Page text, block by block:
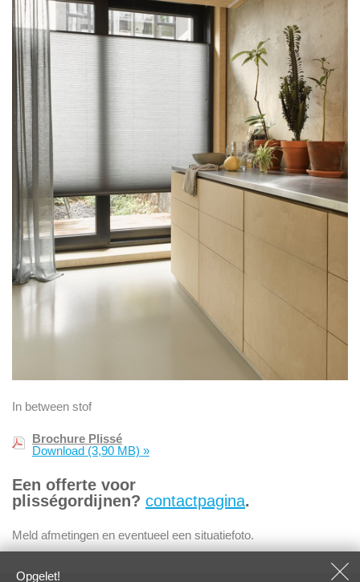
In between stof
Brochure Plissé
Download (3,90 MB) »
Een offerte voor
plisségordijnen? contactpagina.
Meld afmetingen en eventueel een situatiefoto.
Opgelet!